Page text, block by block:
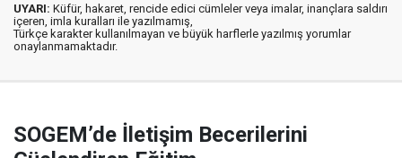
UYARI: Küfür, hakaret, rencide edici cümleler veya imalar, inançlara saldırı
içeren, imla kuralları ile yazılmamış,
Türkçe karakter kullanılmayan ve büyük harflerle yazılmış yorumlar
onaylanmamaktadır.
SOGEM’de İletişim Becerilerini